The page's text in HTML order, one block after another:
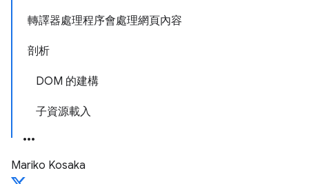
轉譯器處理程序會處理網頁內容
剖析
DOM 的建構
子資源載入
Mariko Kosaka